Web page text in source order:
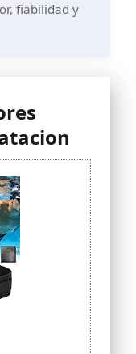
fiabilidad y